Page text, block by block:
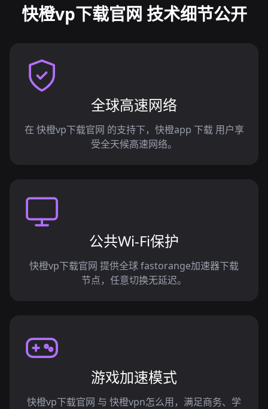
快橙vp下载官网 技术细节公开
全球高速网络
在 快橙vp下载官网 的支持下，快橙app 下载 用户享
受全天候高速网络。
公共Wi-Fi保护
快橙vp下载官网 提供全球 fastorange加速器下载
节点，任意切换无延迟。
游戏加速模式
快橙vp下载官网 与 快橙vpn怎么用，满足商务、学